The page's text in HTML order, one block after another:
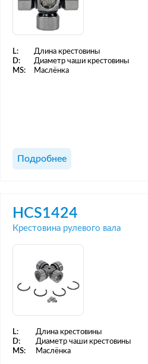
L: Длина крестовины
D:
Диаметр чаши крестовины
MS:
Маслёнка
Подробнее
HCS1424
Крестовина рулевого вала
L: Длина крестовины
D:
Диаметр чаши крестовины
MS:
Маслёнка